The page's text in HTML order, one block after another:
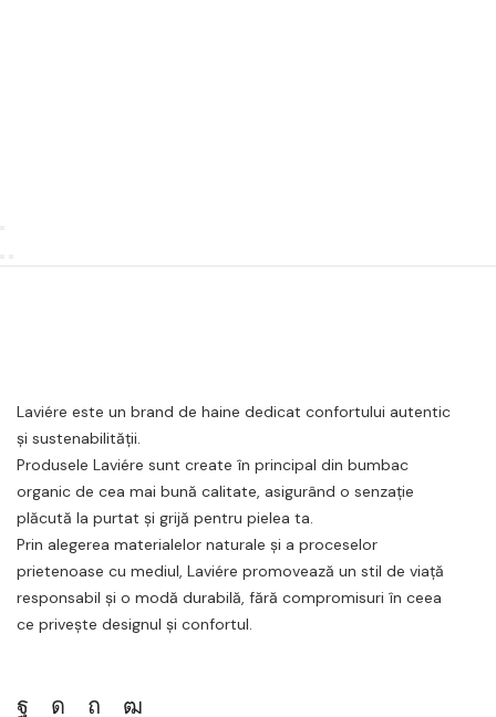
Laviére este un brand de haine dedicat confortului autentic
și sustenabilității.
Produsele Laviére sunt create în principal din bumbac
organic de cea mai bună calitate, asigurând o senzație
plăcută la purtat și grijă pentru pielea ta.
Prin alegerea materialelor naturale și a proceselor
prietenoase cu mediul, Laviére promovează un stil de viață
responsabil și o modă durabilă, fără compromisuri în ceea
ce privește designul și confortul.